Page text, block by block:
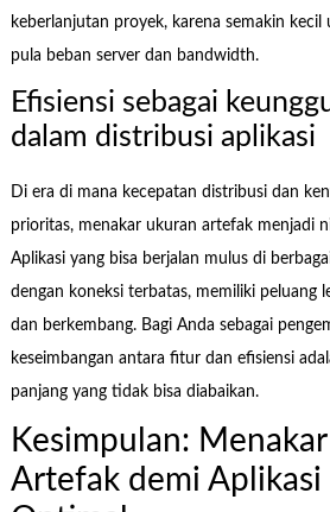
keberlanjutan proyek, karena semakin kecil
pula beban server dan bandwidth.
Efisiensi sebagai
dalam distribusi aplikasi
Di era di mana kecepatan distribusi dan
prioritas, menakar ukuran artefak menjadi
Aplikasi yang bisa berjalan mulus di
dengan koneksi terbatas, memiliki peluang
dan berkembang. Bagi Anda sebagai
keseimbangan antara fitur dan efisiensi
panjang yang tidak bisa diabaikan.
Kesimpulan:
Artefak demi Aplikasi